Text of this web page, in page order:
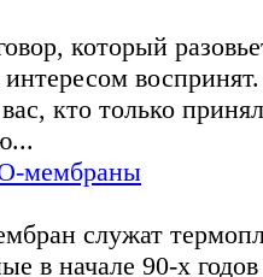
который
интересом
кто только
мембраны
служат
в начале 90-х годов